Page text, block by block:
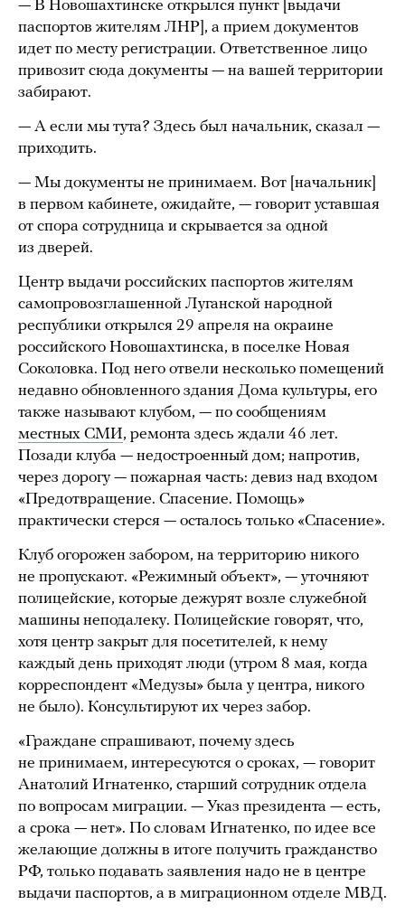
— В Новошахтинске открылся пункт [выдачи
паспортов жителям ЛНР], а прием документов
идет по месту регистрации. Ответственное лицо
привозит сюда документы — на вашей территории
забирают.
— А если мы тута? Здесь был начальник, сказал —
приходить.
— Мы документы не принимаем. Вот [начальник]
в первом кабинете, ожидайте, — говорит уставшая
от спора сотрудница и скрывается за одной
из дверей.
Центр выдачи российских паспортов жителям
самопровозглашенной Луганской народной
республики открылся 29 апреля на окраине
российского Новошахтинска, в поселке Новая
Соколовка. Под него отвели несколько помещений
недавно обновленного здания Дома культуры, его
также называют клубом, — по сообщениям
местных СМИ, ремонта здесь ждали 46 лет.
Позади клуба — недостроенный дом; напротив,
через дорогу — пожарная часть: девиз над входом
«Предотвращение. Спасение. Помощь»
практически стерся — осталось только «Спасение».
Клуб огорожен забором, на территорию никого
не пропускают. «Режимный объект», — уточняют
полицейские, которые дежурят возле служебной
машины неподалеку. Полицейские говорят, что,
хотя центр закрыт для посетителей, к нему
каждый день приходят люди (утром 8 мая, когда
корреспондент «Медузы» была у центра, никого
не было). Консультируют их через забор.
«Граждане спрашивают, почему здесь
не принимаем, интересуются о сроках, — говорит
Анатолий Игнатенко, старший сотрудник отдела
по вопросам миграции. — Указ президента — есть,
а срока — нет». По словам Игнатенко, по идее все
желающие должны в итоге получить гражданство
РФ, только подавать заявления надо не в центре
выдачи паспортов, а в миграционном отделе МВД.